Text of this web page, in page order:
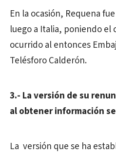
En la ocasión, Requena
luego a Italia, poniendo
ocurrido al entonces
Telésforo Calderón.
3.- La versión de su
al obtener información
La versión que se ha